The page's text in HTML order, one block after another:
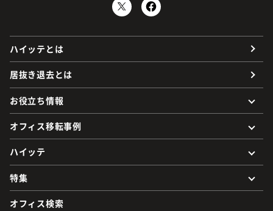
ハイッテとは
居抜き退去とは
お役立ち情報
オフィス移転事例
ハイッテ
特集
オフィス検索